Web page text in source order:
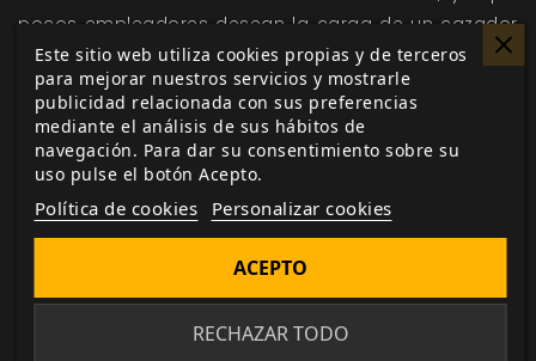
pocos empleadores desean la carga de un cazador
de monstruos declarado en su plantilla y menos aún
el tiempo que se mantenga apartado del trabajo
para fustigar a los no-muertos; lo que significa que la
mayoría de Cazadores se convierten de facto en
Cazadores «profesionales».
La Caza tiene también otras consecuencias.
muerto víctima de un pretendido rescate; más de
Este sitio web utiliza cookies propias y de terceros
para mejorar nuestros servicios y mostrarle
publicidad relacionada con sus preferencias
mediante el análisis de sus hábitos de
navegación. Para dar su consentimiento sobre su
uso pulse el botón Acepto.
Política de cookies Personalizar cookies
RECHAZAR TODO
ACEPTO